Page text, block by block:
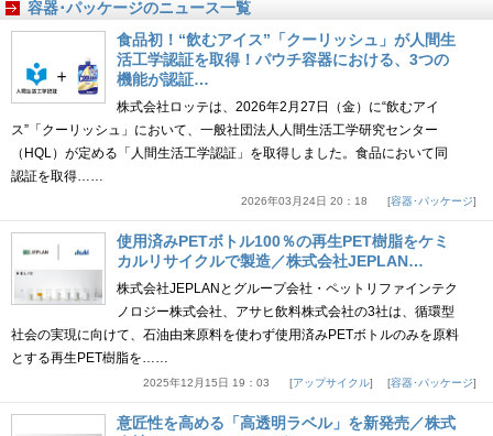
容器･パッケージのニュース一覧
食品初！“飲むアイス”「クーリッシュ」が人間生
活工学認証を取得！パウチ容器における、3つの
機能が認証…
株式会社ロッテは、2026年2月27日（金）に“飲むアイ
ス”「クーリッシュ」において、一般社団法人人間生活工学研究センター
（HQL）が定める「人間生活工学認証」を取得しました。食品において同
認証を取得……
2026年03月24日 20：18 容器･パッケージ
使用済みPETボトル100％の再生PET樹脂をケミ
カルリサイクルで製造／株式会社JEPLAN…
株式会社JEPLANとグループ会社・ペットリファインテク
ノロジー株式会社、アサヒ飲料株式会社の3社は、循環型
社会の実現に向けて、石油由来原料を使わず使用済みPETボトルのみを原料
とする再生PET樹脂を……
2025年12月15日 19：03 アップサイクル 容器･パッケージ
意匠性を高める「高透明ラベル」を新発売／株式